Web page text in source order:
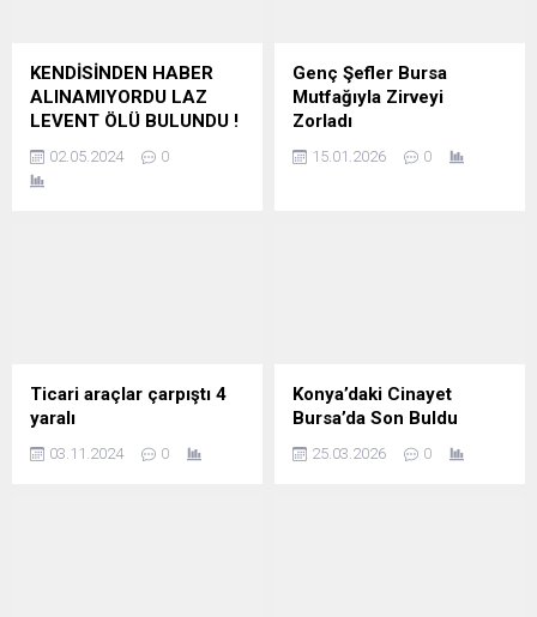
KENDİSİNDEN HABER
ALINAMIYORDU LAZ
LEVENT ÖLÜ BULUNDU !
02.05.2024 0
Genç Şefler Bursa
Mutfağıyla Zirveyi
Zorladı
15.01.2026 0
Ticari araçlar çarpıştı 4
yaralı
03.11.2024 0
Konya’daki Cinayet
Bursa’da Son Buldu
25.03.2026 0